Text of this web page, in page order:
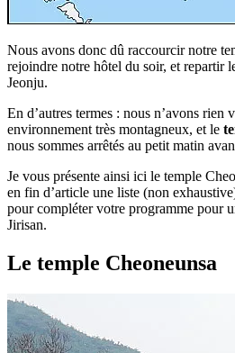
Nous avons donc dû raccourcir notre
rejoindre notre hôtel du soir, et repartir
Jeonju.
En d’autres termes : nous n’avons rien
environnement très montagneux, et le
nous sommes arrêtés au petit matin
Je vous présente ainsi ici le temple
en fin d’article une liste (non
pour compléter votre programme pour
Jirisan.
Le temple Cheoneunsa